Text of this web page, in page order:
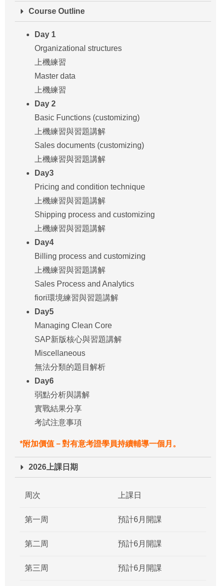
Course Outline
Day 1
Organizational structures
上機練習
Master data
上機練習
Day 2
Basic Functions (customizing)
上機練習與習題講解
Sales documents (customizing)
上機練習與習題講解
Day3
Pricing and condition technique
上機練習與習題講解
Shipping process and customizing
上機練習與習題講解
Day4
Billing process and customizing
上機練習與習題講解
Sales Process and Analytics
fiori環境練習與習題講解
Day5
Managing Clean Core
SAP新版核心與習題講解
Miscellaneous
無法分類的題目解析
Day6
弱點分析與講解
實戰結果分享
考試注意事項
*附加價值－對有意考證學員持續輔導一個月。
2026上課日期
周次 上課日
第一周 預計6月開課
第二周 預計6月開課
第三周 預計6月開課